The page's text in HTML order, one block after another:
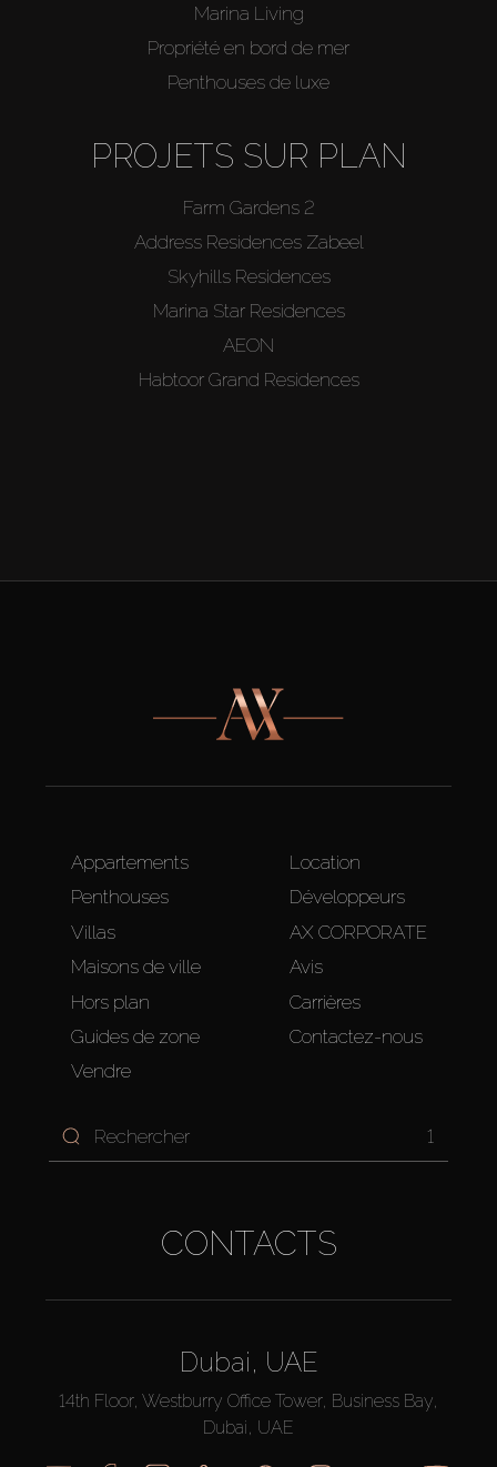
Marina Living
Propriété en bord de mer
Penthouses de luxe
PROJETS SUR PLAN
Farm Gardens 2
Address Residences Zabeel
Skyhills Residences
Marina Star Residences
AEON
Habtoor Grand Residences
Appartements
Penthouses
Villas
Maisons de ville
Hors plan
Guides de zone
Vendre
Location
Développeurs
AX CORPORATE
Avis
Carrières
Contactez-nous
1
CONTACTS
Dubai, UAE
14th Floor, Westburry Office Tower, Business Bay,
Dubai, UAE